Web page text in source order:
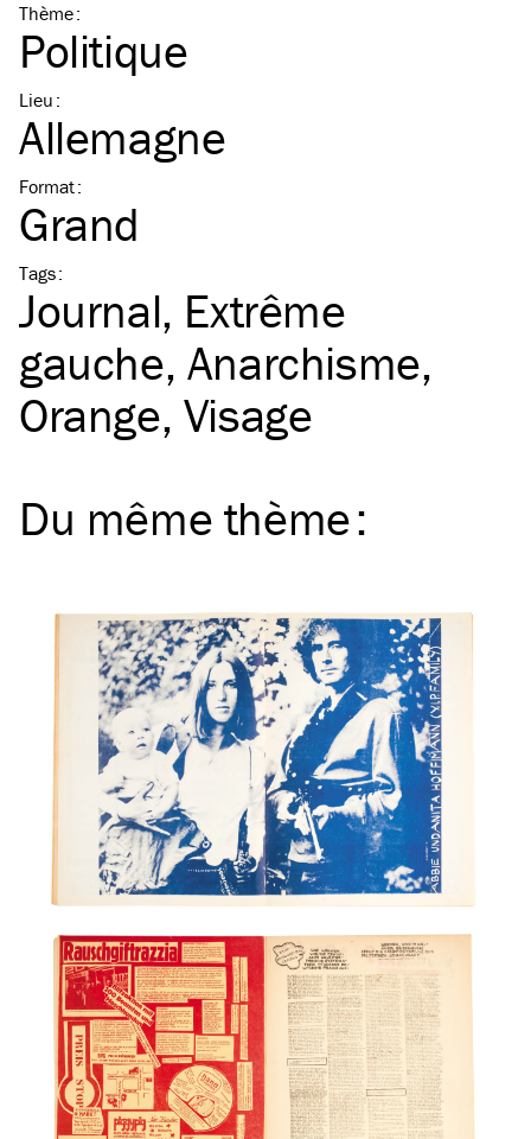
Thème:
Politique
Lieu :
Allemagne
Format:
Grand
Tags:
Journal Extrême
gauche Anarchisme
Orange Visage
Du même thème: